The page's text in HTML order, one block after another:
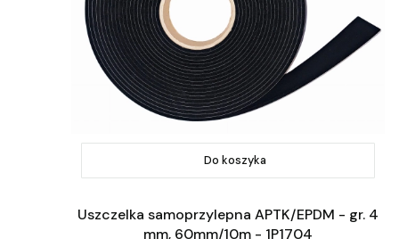
Do koszyka
Uszczelka samoprzylepna APTK/EPDM - gr. 4
mm, 60mm/10m - 1P1704